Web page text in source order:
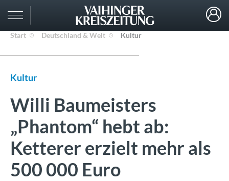
Start Deutschland & Welt Kultur
Kultur
Willi Baumeisters
„Phantom“ hebt ab:
Ketterer erzielt mehr als
500 000 Euro